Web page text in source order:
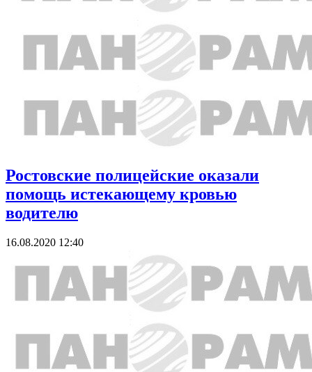
Ростовские полицейские оказали
помощь истекающему кровью
водителю
16.08.2020 12:40